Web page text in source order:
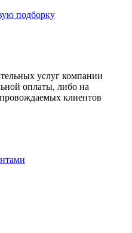
подборку
услуг компании
оплаты, либо на
клиентов